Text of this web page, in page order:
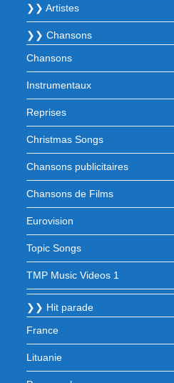
❯❯ Artistes
❯❯ Chansons
Chansons
Instrumentaux
Reprises
Christmas Songs
Chansons publicitaires
Chansons de Films
Eurovision
Topic Songs
TMP Music Videos 1
❯❯ Hit parade
France
Lituanie